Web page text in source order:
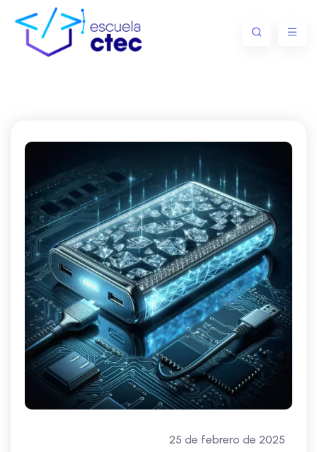
25 de febrero de 2025